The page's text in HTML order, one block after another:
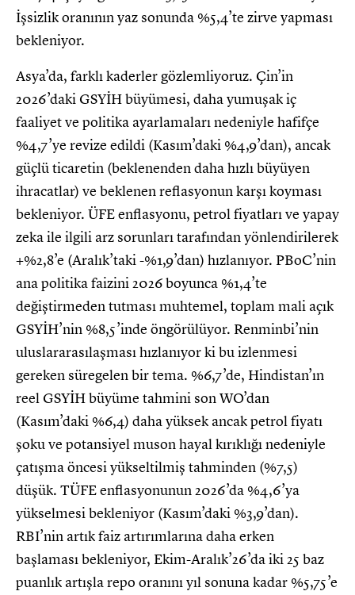
İşsizlik oranının yaz sonunda %5,4’te zirve yapması
bekleniyor.
Asya’da, farklı kaderler gözlemliyoruz. Çin’in
2026’daki GSYİH büyümesi, daha yumuşak iç
faaliyet ve politika ayarlamaları nedeniyle hafifçe
%4,7’ye revize edildi (Kasım’daki %4,9’dan), ancak
güçlü ticaretin (beklenenden daha hızlı büyüyen
ihracatlar) ve beklenen reflasyonun karşı koyması
bekleniyor. ÜFE enflasyonu, petrol fiyatları ve yapay
zeka ile ilgili arz sorunları tarafından yönlendirilerek
+%2,8’e (Aralık’taki -%1,9’dan) hızlanıyor. PBoC’nin
ana politika faizini 2026 boyunca %1,4’te
değiştirmeden tutması muhtemel, toplam mali açık
GSYİH’nin %8,5’inde öngörülüyor. Renminbi’nin
uluslararasılaşması hızlanıyor ki bu izlenmesi
gereken süregelen bir tema. %6,7’de, Hindistan’ın
reel GSYİH büyüme tahmini son WO’dan
(Kasım’daki %6,4) daha yüksek ancak petrol fiyatı
şoku ve potansiyel muson hayal kırıklığı nedeniyle
çatışma öncesi yükseltilmiş tahminden (%7,5)
düşük. TÜFE enflasyonunun 2026’da %4,6’ya
yükselmesi bekleniyor (Kasım’daki %3,9’dan).
RBI’nin artık faiz artırımlarına daha erken
başlaması bekleniyor, Ekim-Aralık’26’da iki 25 baz
puanlık artışla repo oranını yıl sonuna kadar %5,75’e